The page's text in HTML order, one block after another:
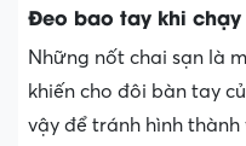
Đeo bao tay khi
Những nốt chai sạn là
khiến cho đôi bàn tay
vậy để tránh hình